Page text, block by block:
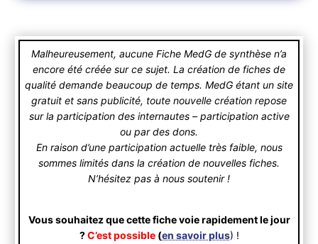
Malheureusement, aucune Fiche MedG de synthèse n’a
encore été créée sur ce sujet. La création de fiches de
qualité demande beaucoup de temps. MedG étant un site
gratuit et sans publicité, toute nouvelle création repose
sur la participation des internautes – participation active
ou par des dons.
En raison d’une participation actuelle très faible, nous
sommes limités dans la création de nouvelles fiches.
N’hésitez pas à nous soutenir !
Vous souhaitez que cette fiche voie rapidement le jour
?C’est possible(en savoir plus) !